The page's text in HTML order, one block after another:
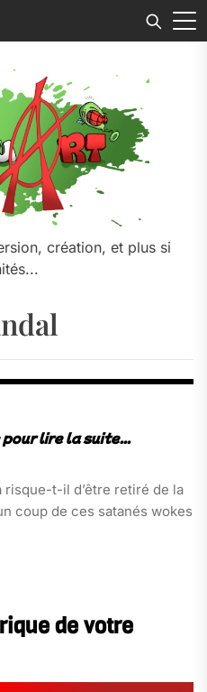
création, et plus si
t-il d’être retiré de la
coup de ces satanés wokes
de votre